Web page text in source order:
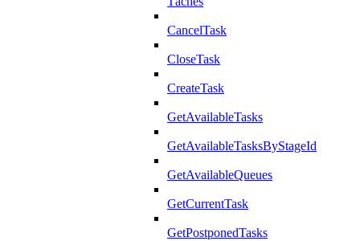
CancelTask
CloseTask
CreateTask
GetAvailableTasks
GetAvailableTasksByStageId
GetAvailableQueues
GetCurrentTask
GetPostponedTasks